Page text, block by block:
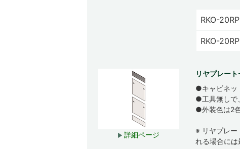
RKO-
RKO-
詳細ページ
リヤプレー
●キャビネッ
●工具無しで
●外装色は2
※ リヤプレー
れる場合には